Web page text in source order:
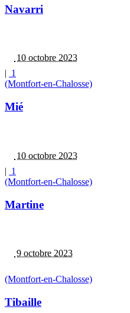
Navarri
10 octobre 2023
| 1
(Montfort-en-Chalosse)
Mié
10 octobre 2023
| 1
(Montfort-en-Chalosse)
Martine
9 octobre 2023
(Montfort-en-Chalosse)
Tibaille